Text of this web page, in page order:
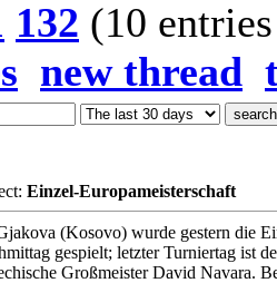
132 (10
new thread
Einzel-Europameisterschaft
(Kosovo) wurde gestern die
gespielt; letzter Turniertag ist
Großmeister David Navara.